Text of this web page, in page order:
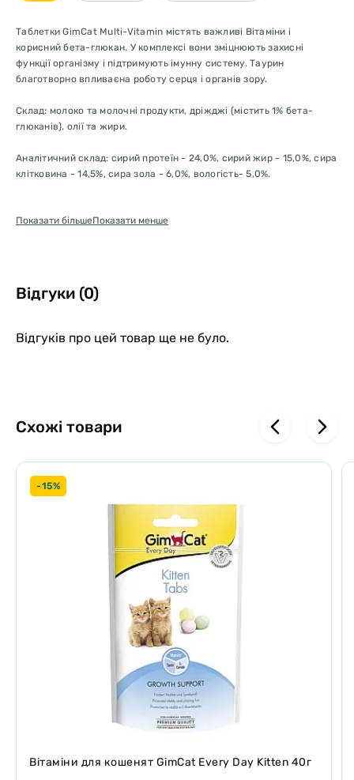
Таблетки GimCat Multi-Vitamin містять важливі Вітаміни і
корисний бета-глюкан. У комплексі вони зміцнюють захисні
функції організму і підтримують імунну систему. Таурин
благотворно впливаєна роботу серця і органів зору.
Склад: молоко та молочні продукти, дріжджі (містить 1% бета-
глюканів), олії та жири.
Аналітичний склад: сирий протеїн - 24,0%, сирий жир - 15,0%, сира
клітковина - 14,5%, сира зола - 6,0%, вологість- 5,0%.
260 мг, Вітамін В1 - 27 мг, Вітамін В2 - 20 мг, Вітамін В6 - 13 мг,
Не містить цукру та злаків.
Показати більшеПоказати менше
Відгуки (0)
Відгуків про цей товар ще не було.
Схожі товари
-15%
Вітаміни для кошенят GimCat Every Day Kitten 40г